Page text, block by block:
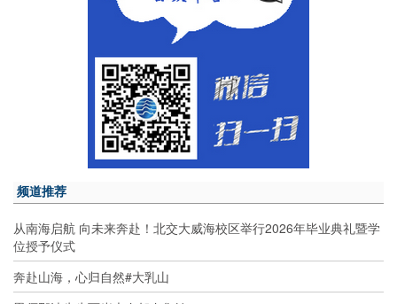
频道推荐
从南海启航 向未来奔赴！北交大威海校区举行2026年毕业典礼暨学
位授予仪式
奔赴山海，心归自然#大乳山